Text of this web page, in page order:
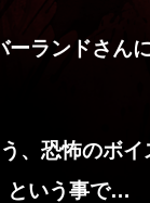
ランドさん
、恐怖のボ
という事で…